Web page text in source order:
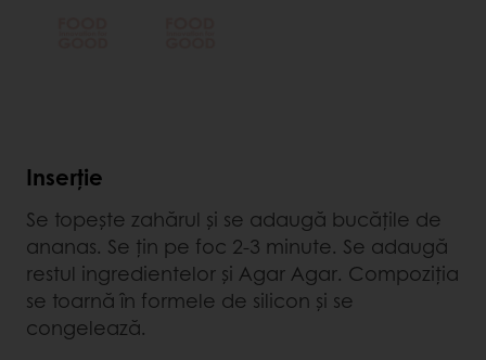
Inserție
Se topește zahărul și se adaugă bucățile de
ananas. Se țin pe foc 2-3 minute. Se adaugă
restul ingredientelor și Agar Agar. Compoziția
se toarnă în formele de silicon și se
congelează.